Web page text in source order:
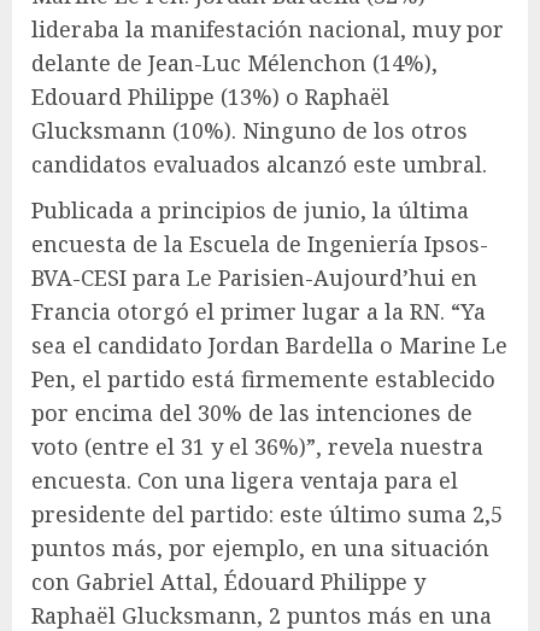
lideraba la manifestación nacional, muy por
delante de Jean-Luc Mélenchon (14%),
Edouard Philippe (13%) o Raphaël
Glucksmann (10%). Ninguno de los otros
candidatos evaluados alcanzó este umbral.
Publicada a principios de junio, la última
encuesta de la Escuela de Ingeniería Ipsos-
BVA-CESI para Le Parisien-Aujourd’hui en
Francia otorgó el primer lugar a la RN. “Ya
sea el candidato Jordan Bardella o Marine Le
Pen, el partido está firmemente establecido
por encima del 30% de las intenciones de
voto (entre el 31 y el 36%)”, revela nuestra
encuesta. Con una ligera ventaja para el
presidente del partido: este último suma 2,5
puntos más, por ejemplo, en una situación
con Gabriel Attal, Édouard Philippe y
Raphaël Glucksmann, 2 puntos más en una